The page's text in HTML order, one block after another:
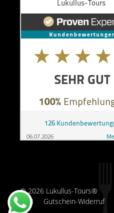
AGB Gutschein-Widerruf
© 2026 Lukullus-Tours®